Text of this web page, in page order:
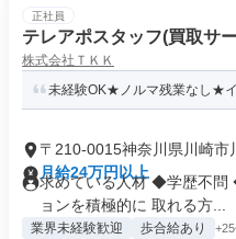
正社員
テレアポスタッフ(買取サ
株式会社ＴＫＫ
未経験OK★ノルマ残業なし★イ
〒210-0015神奈川県川崎市
月給24万円以上
求めている人材 ◆学歴不問
ョンを積極的に 取れる方...
業界未経験歓迎 歩合給あり